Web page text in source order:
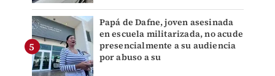
Papá de Dafne, joven asesinada
en escuela militarizada, no acude
presencialmente a su audiencia
por abuso a su